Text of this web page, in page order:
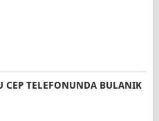
CEP TELEFONUNDA BULANIK